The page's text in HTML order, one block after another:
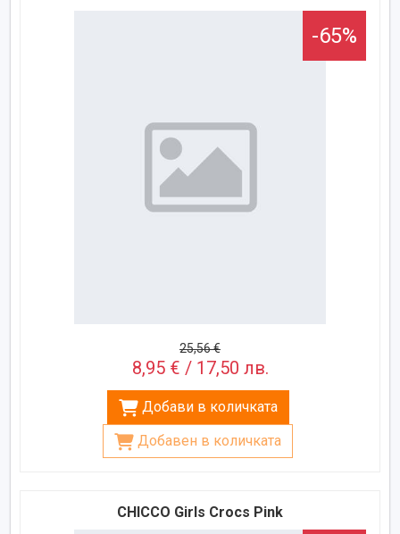
-65%
25,56 €
8,95 € / 17,50 лв.
Добави в количката
Добавен в количката
CHICCO Girls Crocs Pink